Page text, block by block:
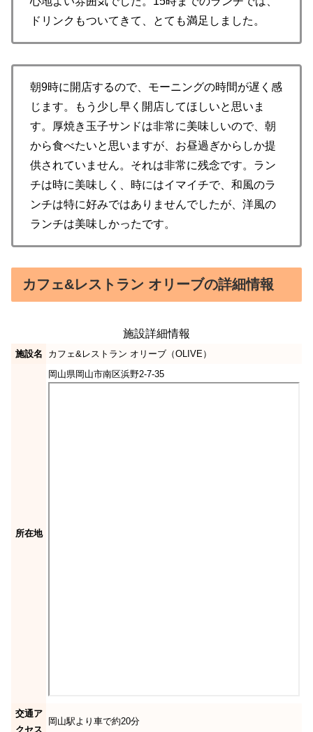
ドリンクもついてきて、とても満足しました。
朝9時に開店するので、モーニングの時間が遅く感
じます。もう少し早く開店してほしいと思いま
す。厚焼き玉子サンドは非常に美味しいので、朝
から食べたいと思いますが、お昼過ぎからしか提
供されていません。それは非常に残念です。ラン
チは時に美味しく、時にはイマイチで、和風のラ
ンチは特に好みではありませんでしたが、洋風の
ランチは美味しかったです。
カフェ&レストラン オリーブの詳細情報
施設詳細情報
施設名 カフェ&レストラン オリーブ（OLIVE）
所在地
岡山県岡山市南区浜野2-7-35
交通ア
クセス
岡山駅より車で約20分